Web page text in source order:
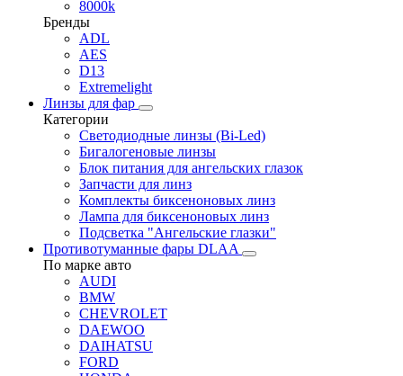
8000k
Бренды
ADL
AES
D13
Extremelight
Линзы для фар
Категории
Светодиодные линзы (Bi-Led)
Бигалогеновые линзы
Блок питания для ангельских глазок
Запчасти для линз
Комплекты биксеноновых линз
Лампа для биксеноновых линз
Подсветка "Ангельские глазки"
Противотуманные фары DLAA
По марке авто
AUDI
BMW
CHEVROLET
DAEWOO
DAIHATSU
FORD